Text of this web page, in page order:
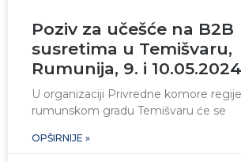
Poziv za učešće na B2B
susretima u Temišvaru,
Rumunija, 9. i
U organizaciji Privredne komore
rumunskom gradu Temišvaru će se
OPŠIRNIJE »